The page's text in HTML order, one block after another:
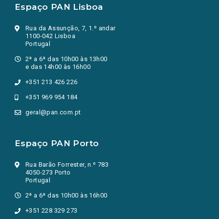
Espaço PAN Lisboa
Rua da Assunção, 7, 1.º andar
1100-042 Lisboa
Portugal
2ª a 6ª das 10h00 às 13h00
e das 14h00 às 16h00
+351 213 426 226
+351 969 954 184
geral@pan.com.pt
Espaço PAN Porto
Rua Barão Forrester, n.º 783
4050-273 Porto
Portugal
2ª a 6ª das 10h00 às 16h00
+351 228 329 273